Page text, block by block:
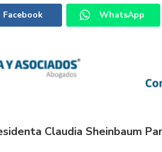
Facebook WhatsApp
Claudia Sheinbaum